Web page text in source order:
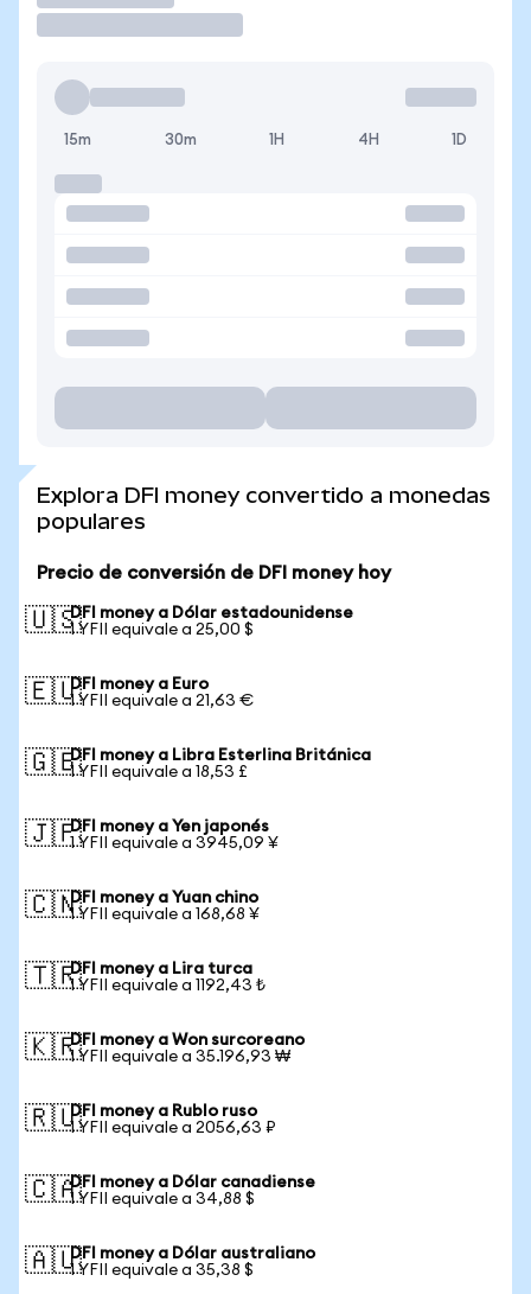
15m 30m 1H 4H 1D
Explora DFI money convertido a monedas
populares
Precio de conversión de DFI money hoy
🇺🇸DFI money a Dólar estadounidense
1 YFII equivale a 25,00 $
🇪🇺DFI money a Euro
1 YFII equivale a 21,63 €
🇬🇧DFI money a Libra Esterlina Británica
1 YFII equivale a 18,53 £
🇯🇵DFI money a Yen japonés
1 YFII equivale a 3945,09 ¥
🇨🇳DFI money a Yuan chino
1 YFII equivale a 168,68 ¥
🇹🇷DFI money a Lira turca
1 YFII equivale a 1192,43 ₺
🇰🇷DFI money a Won surcoreano
1 YFII equivale a 35.196,93 ₩
🇷🇺DFI money a Rublo ruso
1 YFII equivale a 2056,63 ₽
🇨🇦DFI money a Dólar canadiense
1 YFII equivale a 34,88 $
🇦🇺DFI money a Dólar australiano
1 YFII equivale a 35,38 $